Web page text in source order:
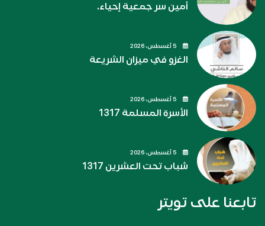
أمين سر جمعية إحياء.
الغزو في ميزان الشريعة
الأسرة المسلمة 1317
شباب تحت العشرين 1317
تابعنا على تويتر